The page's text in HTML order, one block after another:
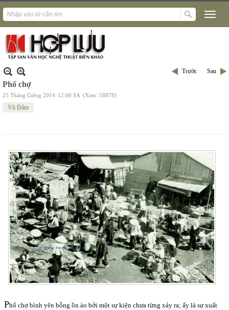
Trước Sau
Phố chợ
25 Tháng Giêng 2014 12:00 SA (Xem: 58878)
Vũ Đảm
Phố chợ bình yên bỗng ồn ào bởi một sự kiện chưa từng xảy ra; ấy là sự xuất